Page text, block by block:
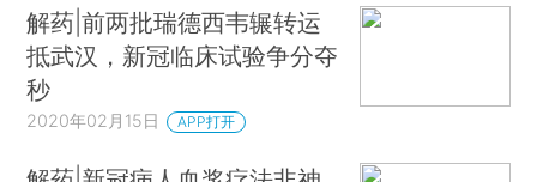
解药|前两批瑞德西韦辗转运
抵武汉，新冠临床试验争分夺
秒
2020年02月15日 APP打开